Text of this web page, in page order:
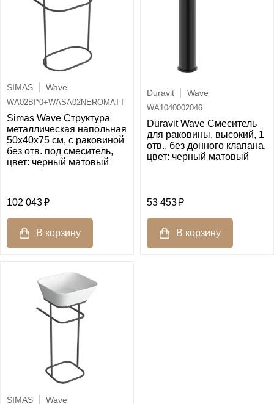
SIMAS Wave
WA02BI*0+WASA02NEROMATT
Simas Wave Структура
металлическая напольная
50х40х75 см, с раковиной
без отв. под смеситель,
цвет: черный матовый
102 043
Duravit Wave
WA1040002046
Duravit Wave Смеситель
для раковины, высокий, 1
отв., без донного клапана,
цвет: черный матовый
53 453
SIMAS Wave